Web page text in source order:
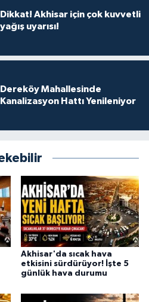
Dikkat! Akhisar için çok kuvvetli
yağış uyarısı!
Dereköy Mahallesinde
Kanalizasyon Hattı Yenileniyor
Akhisar'da sıcak hava
etkisini sürdürüyor! İşte 5
günlük hava durumu